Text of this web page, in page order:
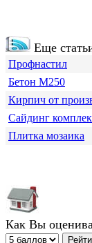
Еще
Профнастил
Бетон М250
Кирпич от
Сайдинг
Плитка мозаика
Как Вы